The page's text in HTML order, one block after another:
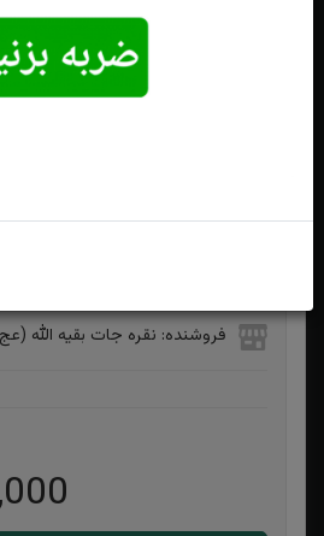
فروشنده: نقره جات بقیه الله